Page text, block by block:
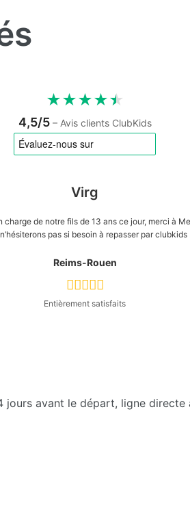
★★★★★
4,5/5 – Avis clients ClubKids
Virg
de notre fils de 13 ans ce jour, merci à
pas si besoin à repasser par clubkids
Reims-Rouen
Entièrement satisfaits
jours avant le départ, ligne directe